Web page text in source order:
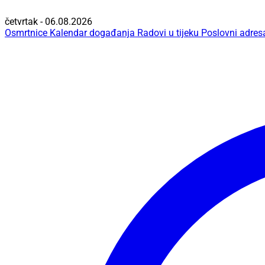
četvrtak - 06.08.2026
Osmrtnice Kalendar događanja Radovi u tijeku Poslovni